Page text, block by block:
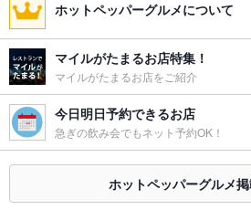
ホットペッパーグルメについて
マイルがたまるお店特集！
マイルがたまるお店をご紹介
今日明日予約できるお店
急ぎの飲み会でもネット予約OK！
ホットペッパーグルメ